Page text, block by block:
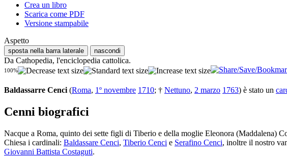
Crea un libro
Scarica come PDF
Versione stampabile
Aspetto
sposta nella barra laterale nascondi
Da Cathopedia, l'enciclopedia cattolica.
100%
Baldassarre Cenci (Roma, 1º novembre 1710; † Nettuno, 2 marzo 1763) è stato un
Cenni biografici
Nacque a Roma, quinto dei sette figli di Tiberio e della moglie Eleonora (Maddalena)
Chiesa i cardinali: Baldassare Cenci, Tiberio Cenci e Serafino Cenci, inoltre il nostro
Giovanni Battista Costaguti.